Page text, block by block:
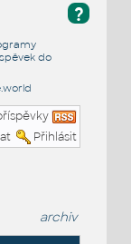
?
do
Přihlásit
archiv